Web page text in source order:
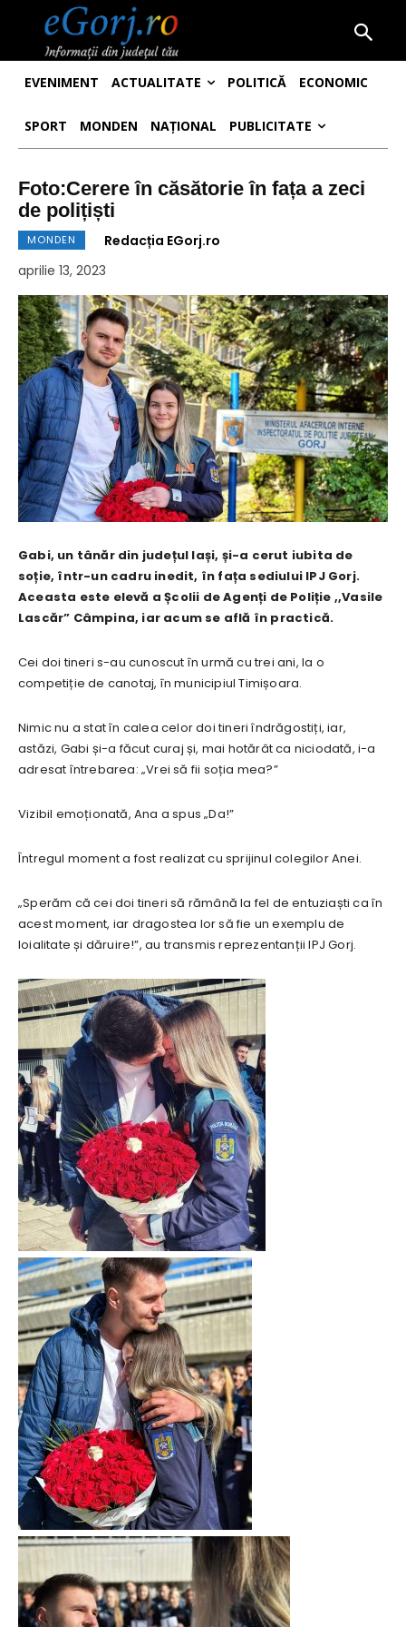
EVENIMENT ACTUALITATE POLITICĂ ECONOMIC
SPORT MONDEN NAȚIONAL PUBLICITATE
Foto:Cerere în căsătorie în fața a zeci
de polițiști
MONDEN
Redacția EGorj.ro
aprilie 13, 2023
Gabi, un tânăr din județul Iași, și-a cerut iubita de
soție, într-un cadru inedit, în fața sediului IPJ Gorj.
Aceasta este elevă a Școlii de Agenți de Poliție ,,Vasile
Lascăr” Câmpina, iar acum se află în practică.
Cei doi tineri s-au cunoscut în urmă cu trei ani, la o
competiție de canotaj, în municipiul Timișoara.
Nimic nu a stat în calea celor doi tineri îndrăgostiți, iar,
astăzi, Gabi și-a făcut curaj și, mai hotărât ca niciodată, i-a
adresat întrebarea: „Vrei să fii soția mea?”
Vizibil emoționată, Ana a spus „Da!”
Întregul moment a fost realizat cu sprijinul colegilor Anei.
„Sperăm că cei doi tineri să rămână la fel de entuziaști ca în
acest moment, iar dragostea lor să fie un exemplu de
loialitate și dăruire!”, au transmis reprezentanții IPJ Gorj.